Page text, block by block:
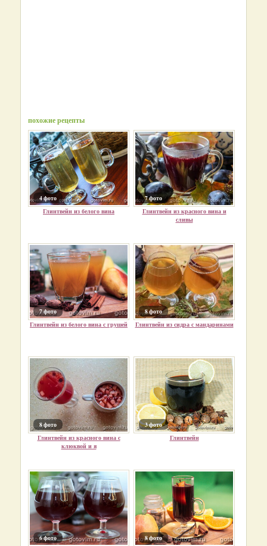
похожие рецепты
4 фото
Глинтвейн из белого вина
7 фото
Глинтвейн из красного вина и
сливы
7 фото
Глинтвейн из белого вина с грушей
8 фото
Глинтвейн из сидра с мандаринами
8 фото
Глинтвейн из красного вина с
клюквой и я
3 фото
Глинтвейн
6 фото
8 фото